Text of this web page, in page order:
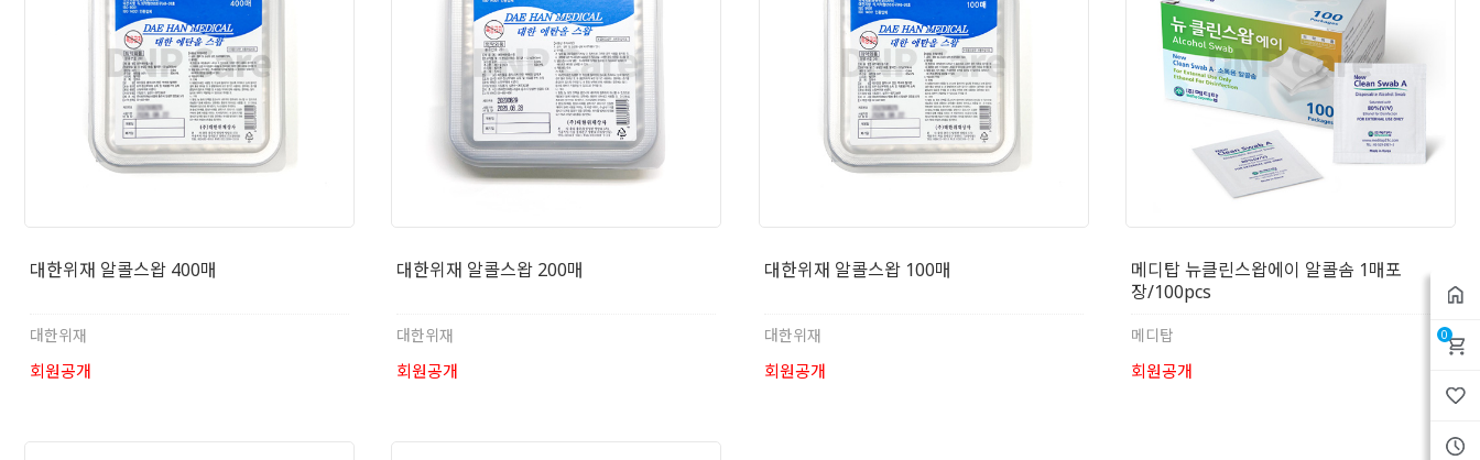
0
대한위재 알콜스왑 400매
대한위재
회원공개
대한위재 알콜스왑 200매
대한위재
회원공개
대한위재 알콜스왑 100매
대한위재
회원공개
메디탑 뉴클린스왑에이 알콜솜 1매포
장/100pcs
메디탑
회원공개